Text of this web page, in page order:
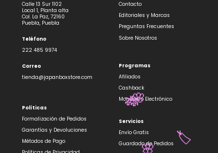
Calle 13 Sur 1102
Local 1, Planta alta
Col. La Paz, 72160
Puebla, Puebla
Teléfono
222 485 9974
Correo
tienda@japanboxstore.com
Políticas
Formalización de Pedidos
Garantías y Devoluciones
Métodos de Pago
Contacto
Editoriales y Marcas
Preguntas Frecuentes
Sobre Nosotros
Programas
Afiliados
Cashback
Monedero Electrónico
Servicios
Envío Gratis
Guardado de Pedidos
🏷️
🎋🌸